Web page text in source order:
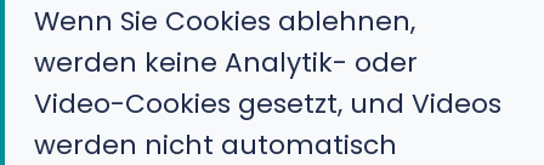
Wenn Sie Cookies ablehnen,
werden keine Analytik- oder
Video-Cookies gesetzt, und Videos
werden nicht automatisch